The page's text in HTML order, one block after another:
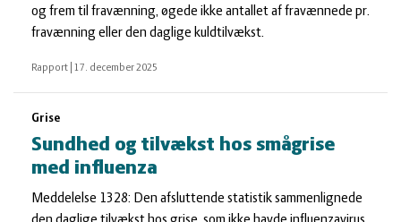
og frem til fravænning, øgede ikke antallet af fravænnede pr.
fravænning eller den daglige kuldtilvækst.
Rapport 17. december 2025
Grise
Sundhed og tilvækst hos smågrise
med influenza
Meddelelse 1328: Den afsluttende statistik sammenlignede